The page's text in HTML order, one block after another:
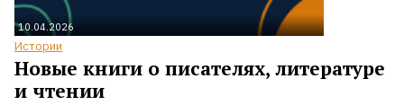
10.04.2026
Истории
Новые книги о писателях, литературе
и чтении